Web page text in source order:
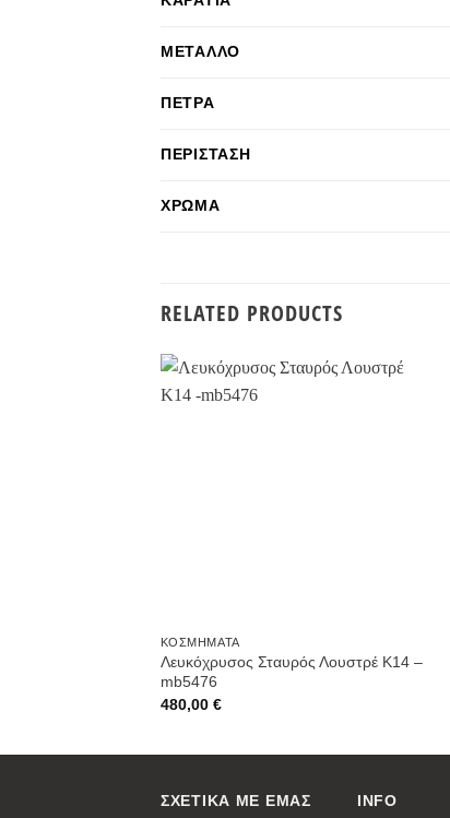
ΜΈΤΑΛΛΟ
ΠΈΤΡΑ
ΠΕΡΊΣΤΑΣΗ
ΧΡΏΜΑ
RELATED PRODUCTS
ΚΟΣΜΉΜΑΤΑ
Λευκόχρυσος Σταυρός Λουστρέ K14 –
mb5476
480,00 €
ΣΧΕΤΙΚΑ ΜΕ ΕΜΑΣ INFO